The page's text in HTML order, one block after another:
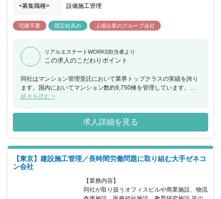
<募集職種> 設備施工管理
宅建不要 固定給高め 上場企業のグループ会社
リアルエステートWORKS担当者より
この求人のこだわりポイント
同社はマンション管理受託において業界トップクラスの実績を誇り
ます。国内においてマンション数約9,750棟を管理しています。そ
のため施工管理の仕事は日々多くありますが、その分土日は工事が
て残業時間が少ないのも魅力の一つです。
続きを読む >
求人詳細を見る
【東京】建設施工管理／長時間労働問題に取り組む大手ゼネコ
ン会社
【業務内容】
同社が取り扱うオフィスビルや商業施設、物流